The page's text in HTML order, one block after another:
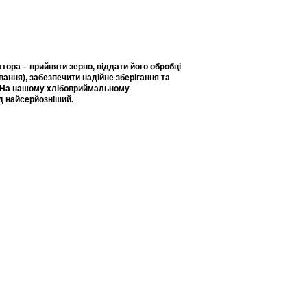
– прийняти зерно, піддати його обробці
забезпечити надійне зберігання та
На нашому хлібоприймальному
найсерйозніший.